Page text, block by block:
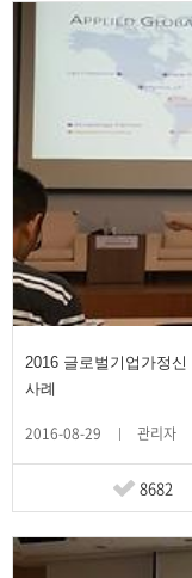
2016 글로벌기업가정
사례
2016-08-29 관리자
8682